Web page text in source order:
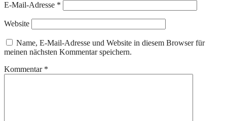
E-Mail-Adresse *
Website
Name, E-Mail-Adresse und Website in diesem Browser für
meinen nächsten Kommentar speichern.
Kommentar *